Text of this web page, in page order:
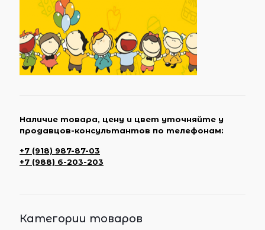
Наличие товара, цену и цвет уточняйте у
продавцов-консультантов по телефонам:
+7 (918) 987-87-03
+7 (988) 6-203-203
Категории товаров